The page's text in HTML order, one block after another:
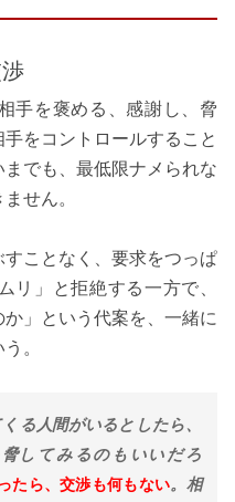
手を褒める、感謝し、脅
をコントロールすること
でも、最低限ナメられな
せん。
ことなく、要求をつっぱ
リ」と拒絶する一方で、
か」という代案を、一緒に
。
る人間がいるとしたら、
してみるのもいいだろ
たら、交渉も何もない。相